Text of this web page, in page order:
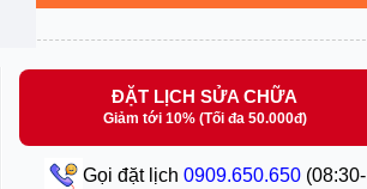
ĐẶT LỊCH SỬA CHỮA
Giảm tới 10% (Tối đa 50.000đ)
Gọi đặt lịch 0909.650.650(08:30-